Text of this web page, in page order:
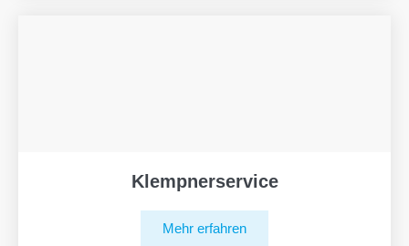
Klempnerservice
Mehr erfahren